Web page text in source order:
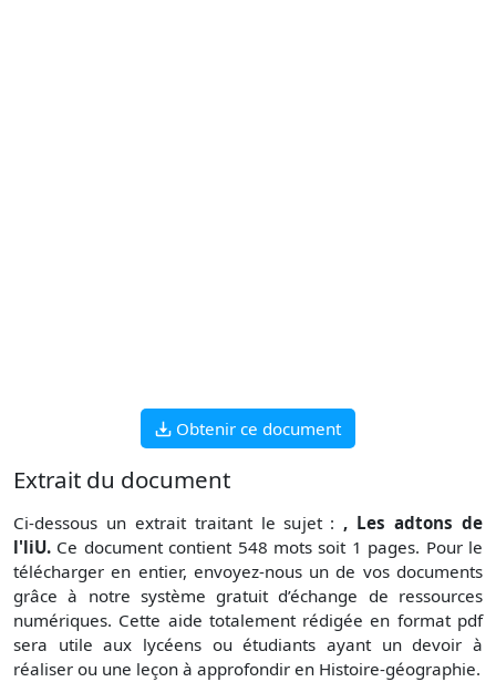
Obtenir ce document
Extrait du document
Ci-dessous un extrait traitant le sujet : , Les adtons de
l'liU. Ce document contient 548 mots soit 1 pages. Pour le
télécharger en entier, envoyez-nous un de vos documents
grâce à notre système gratuit d’échange de ressources
numériques. Cette aide totalement rédigée en format pdf
sera utile aux lycéens ou étudiants ayant un devoir à
réaliser ou une leçon à approfondir en Histoire-géographie.